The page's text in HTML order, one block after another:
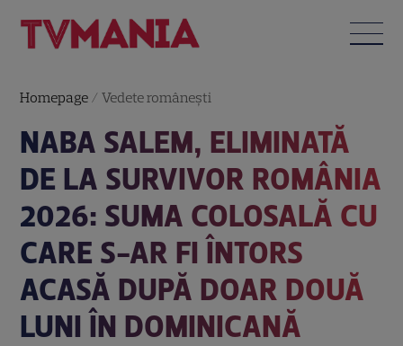
Homepage /Vedete româneşti
NABA SALEM, ELIMINATĂ
DE LA SURVIVOR ROMÂNIA
2026: SUMA COLOSALĂ CU
CARE S-AR FI ÎNTORS
ACASĂ DUPĂ DOAR DOUĂ
LUNI ÎN DOMINICANĂ